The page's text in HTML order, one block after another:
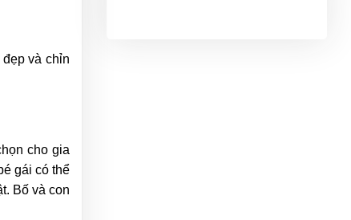
và chỉn
cho gia
gái có thể
Bố và con